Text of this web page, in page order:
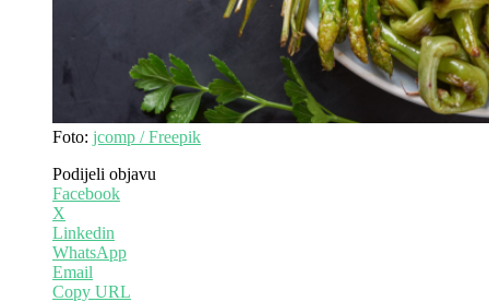
Foto: jcomp / Freepik
Podijeli objavu
Facebook
X
Linkedin
WhatsApp
Email
Copy URL